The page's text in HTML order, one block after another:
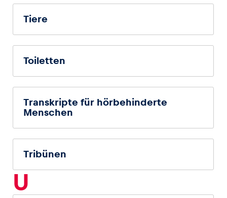
Tiere
Toiletten
Transkripte für hörbehinderte
Menschen
Tribünen
U